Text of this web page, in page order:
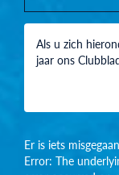
Als u zich
jaar ons
Er is iets
Error: The